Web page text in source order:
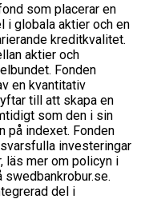
som placerar en
i globala aktier och en
kreditkvalitet.
aktier och
Fonden
en kvantitativ
till att skapa en
som den i sin
på indexet. Fonden
investeringar
läs mer om policyn i
del i